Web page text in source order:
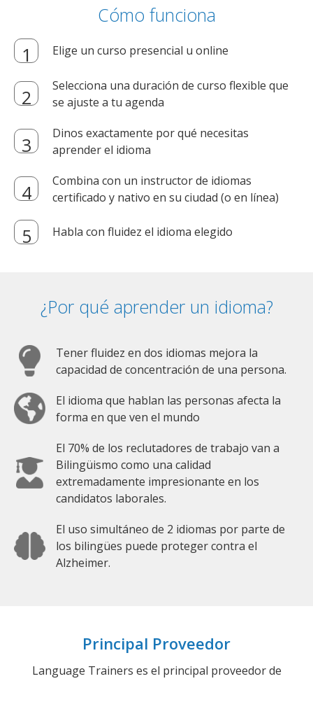
Cómo funciona
Elige un curso presencial u online
Selecciona una duración de curso flexible que
se ajuste a tu agenda
Dinos exactamente por qué necesitas
aprender el idioma
Combina con un instructor de idiomas
certificado y nativo en su ciudad (o en línea)
Habla con fluidez el idioma elegido
¿Por qué aprender un idioma?
Tener fluidez en dos idiomas mejora la
capacidad de concentración de una persona.
El idioma que hablan las personas afecta la
forma en que ven el mundo
El 70% de los reclutadores de trabajo van a
Bilingüismo como una calidad
extremadamente impresionante en los
candidatos laborales.
El uso simultáneo de 2 idiomas por parte de
los bilingües puede proteger contra el
Alzheimer.
Principal Proveedor
Language Trainers es el principal proveedor de